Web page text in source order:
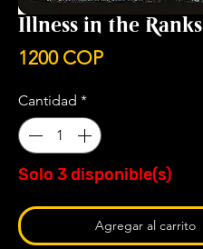
Illness in the Ranks
1200 COPPrecio
Cantidad *
Solo 3 disponible(s)
Agregar al carrito